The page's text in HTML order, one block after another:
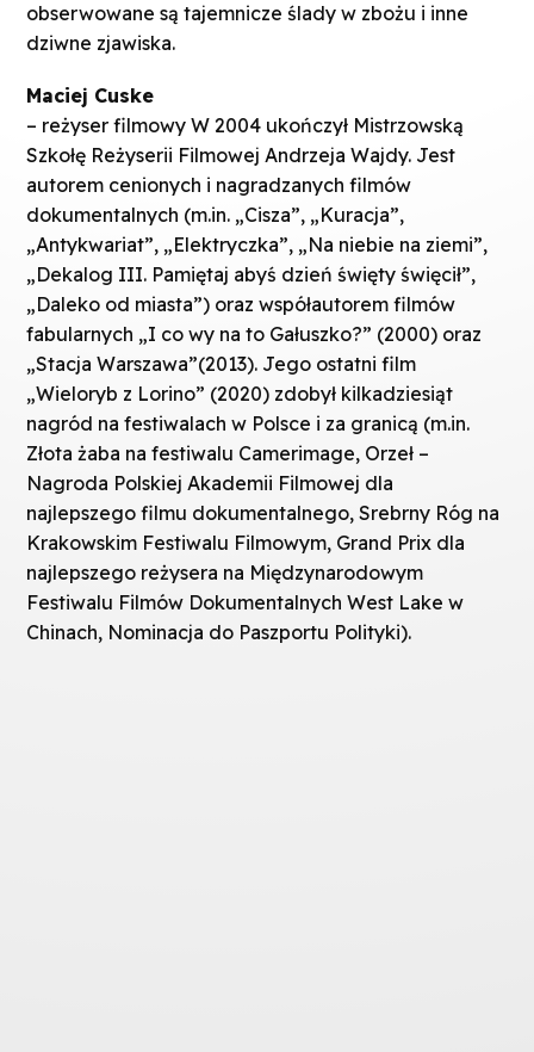
obserwowane są tajemnicze ślady w zbożu i inne
dziwne zjawiska.
Maciej Cuske
– reżyser filmowy W 2004 ukończył Mistrzowską
Szkołę Reżyserii Filmowej Andrzeja Wajdy. Jest
autorem cenionych i nagradzanych filmów
dokumentalnych (m.in. „Cisza”, „Kuracja”,
„Antykwariat”, „Elektryczka”, „Na niebie na ziemi”,
„Dekalog III. Pamiętaj abyś dzień święty święcił”,
„Daleko od miasta”) oraz współautorem filmów
fabularnych „I co wy na to Gałuszko?” (2000) oraz
„Stacja Warszawa”(2013). Jego ostatni film
„Wieloryb z Lorino” (2020) zdobył kilkadziesiąt
nagród na festiwalach w Polsce i za granicą (m.in.
Złota żaba na festiwalu Camerimage, Orzeł –
Nagroda Polskiej Akademii Filmowej dla
najlepszego filmu dokumentalnego, Srebrny Róg na
Krakowskim Festiwalu Filmowym, Grand Prix dla
najlepszego reżysera na Międzynarodowym
Festiwalu Filmów Dokumentalnych West Lake w
Chinach, Nominacja do Paszportu Polityki).